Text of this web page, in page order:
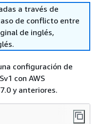
a través de
de conflicto entre
de inglés,
configuración de
con AWS
y anteriores.